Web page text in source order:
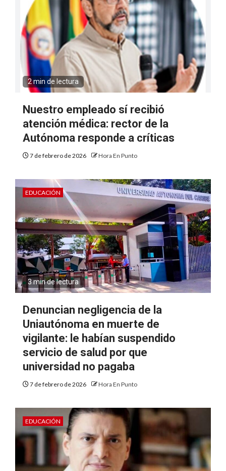
2 min de lectura
Nuestro empleado sí recibió
atención médica: rector de la
Autónoma responde a críticas
7 de febrero de 2026 Hora En Punto
EDUCACIÓN
3 min de lectura
Denuncian negligencia de la
Uniautónoma en muerte de
vigilante: le habían suspendido
servicio de salud por que
universidad no pagaba
7 de febrero de 2026 Hora En Punto
EDUCACIÓN